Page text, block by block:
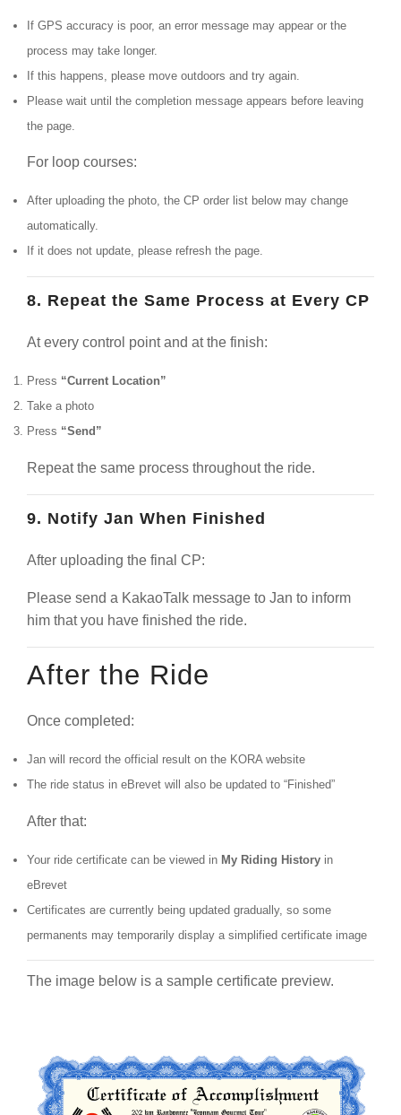
If GPS accuracy is poor, an error message may appear or the
process may take longer.
If this happens, please move outdoors and try again.
Please wait until the completion message appears before leaving
the page.
For loop courses:
After uploading the photo, the CP order list below may change
automatically.
If it does not update, please refresh the page.
8. Repeat the Same Process at Every CP
At every control point and at the finish:
Press “Current Location”
Take a photo
Press “Send”
Repeat the same process throughout the ride.
9. Notify Jan When Finished
After uploading the final CP:
Please send a KakaoTalk message to Jan to inform
him that you have finished the ride.
After the Ride
Once completed:
Jan will record the official result on the KORA website
The ride status in eBrevet will also be updated to “Finished”
After that:
Your ride certificate can be viewed in My Riding History in
eBrevet
Certificates are currently being updated gradually, so some
permanents may temporarily display a simplified certificate image
The image below is a sample certificate preview.